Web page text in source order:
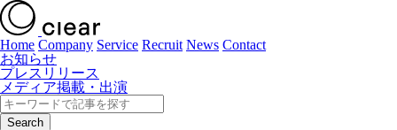
Home Company Service Recruit News Contact
お知らせ
プレスリリース
メディア掲載・出演